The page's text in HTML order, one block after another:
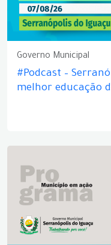
Governo Municipal
#Podcast –
melhor educação